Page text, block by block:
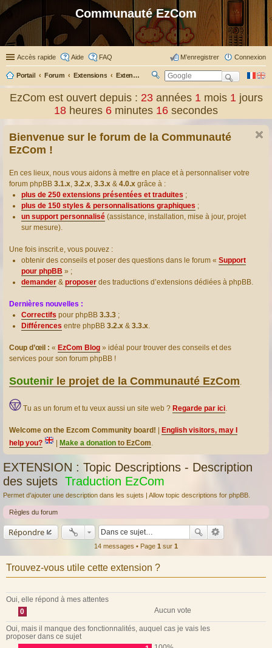
Communauté EzCom
Accès rapide Aide FAQ Connexion
M’enregistrer
Portail Forum Extensions Extensions présentées & traduites
ec
ch
er
EzCom est ouvert depuis : 23 années1 mois1 jours
18 heures 6 minutes 17 secondes
Bienvenue sur le forum de la Communauté
EzCom !
En ces lieux, nous vous aidons à mettre en place et à personnaliser votre
forum phpBB 3.1.x, 3.2.x, 3.3.x & 4.0.x grâce à :
plus de 250 extensions présentées et traduites ;
plus de 150 styles & personnalisations graphiques ;
un support personnalisé (assistance, installation, mise à jour, projet
sur mesure).
Une fois inscrit.e, vous pouvez :
obtenir des conseils et poser des questions dans le forum « Support
pour phpBB » ;
demander & proposer des traductions d’extensions dédiées à phpBB.
Dernières nouvelles :
Correctifs pour phpBB 3.3.3 ;
Différences entre phpBB 3.2.x & 3.3.x.
Coup d’œil : « EzCom Blog » idéal pour trouver des conseils et des
services pour son forum phpBB !
Soutenir le projet de la Communauté EzCom.
Tu as un forum et tu veux aussi un site web ? Regarde par ici.
Welcome on the Ezcom Community board!
English visitors, may I
help you?
Make a donation to EzCom.
EXTENSION : Topic Descriptions - Description
des sujets Traduction EzCom
Permet d’ajouter une description dans les sujets | Allow topic descriptions for phpBB.
Règles du forum
Répondre
14 messages • Page 1 sur 1
Trouvez-vous utile cette extension ?
Oui, elle répond à mes attentes
0
Aucun vote
Oui, mais il manque des fonctionnalités, auquel cas je vais les
proposer dans ce sujet